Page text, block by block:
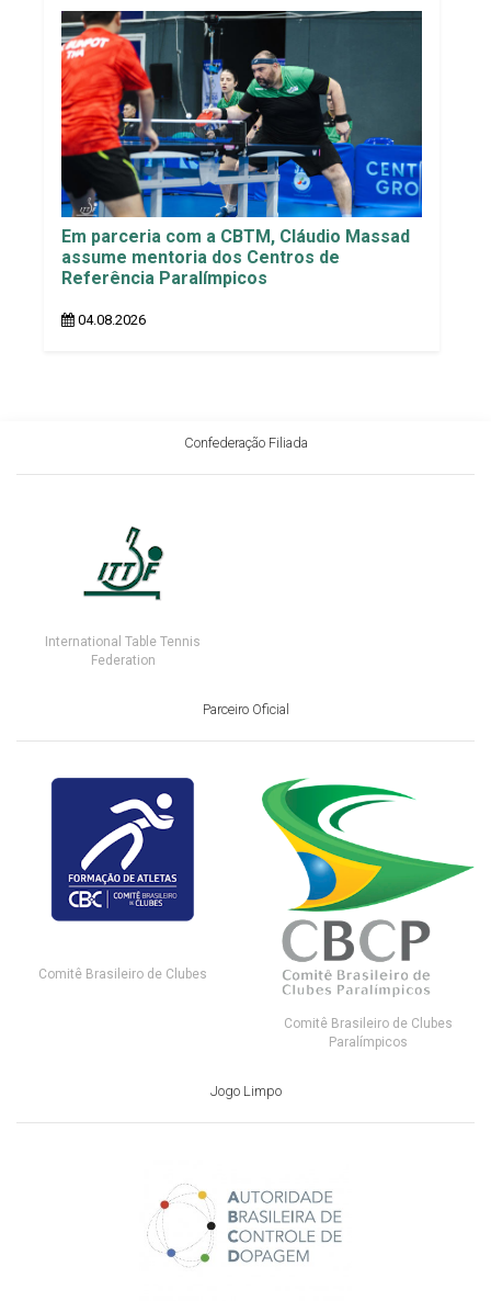
Em parceria com a CBTM, Cláudio Massad
assume mentoria dos Centros de
Referência Paralímpicos
04.08.2026
Confederação Filiada
International Table Tennis
Federation
Parceiro Oficial
Comitê Brasileiro de Clubes
Comitê Brasileiro de Clubes
Paralímpicos
Jogo Limpo